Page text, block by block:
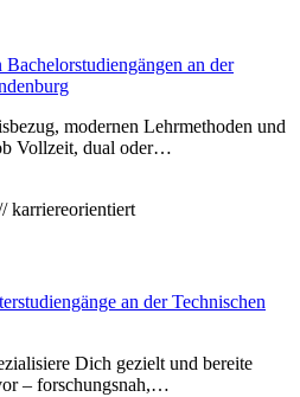
modernen Lehrmethoden und
Vollzeit, dual oder…
karriereorientiert
Dich gezielt und bereite
– forschungsnah,…